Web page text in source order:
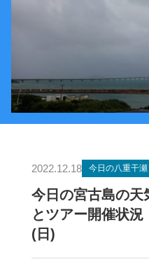
2022.12.18 今日の八重干瀬
今日の宮古島の天
とツアー開催状
(日)